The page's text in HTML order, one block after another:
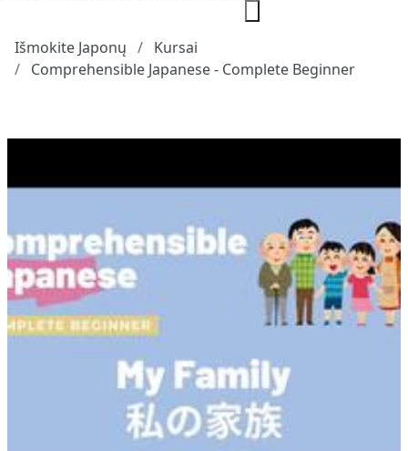
Išmokite Japonų
Kursai
Comprehensible Japanese - Complete Beginner